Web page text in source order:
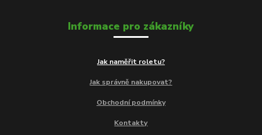
Informace pro zákazníky
Jak naměřit roletu?
Jak správně nakupovat?
Obchodní podmínky
Kontakty